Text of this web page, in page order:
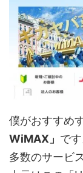
僕がおすすめ
WiMAX」 です
多数のサービ